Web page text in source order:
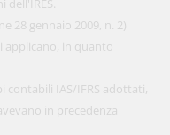
28 gennaio 2009, n. 2)
applicano, in quanto
contabili IAS/IFRS adottati,
in precedenza